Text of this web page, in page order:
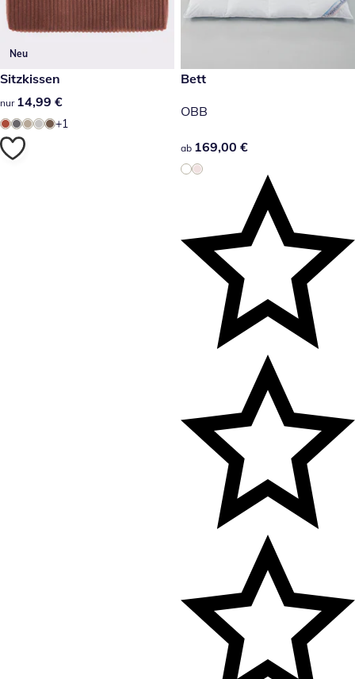
Neu
14,99 €
Sitzkissen
14,99 €
nur 14,99 €
+1
169,00 €
Bett
OBB
169,00 €
ab 169,00 €